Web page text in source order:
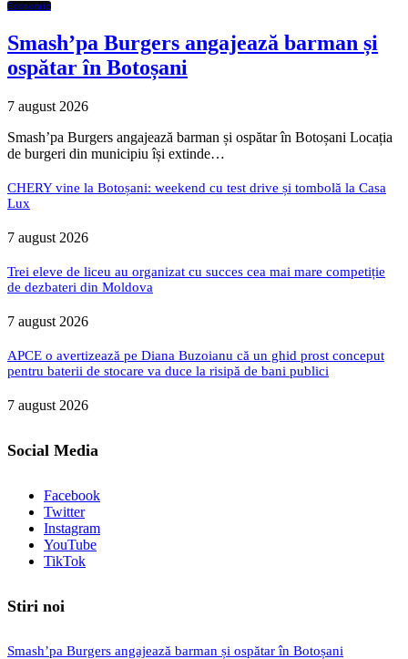
Economic
Smash’pa Burgers angajează barman și
ospătar în Botoșani
7 august 2026
Smash’pa Burgers angajează barman și ospătar în Botoșani Locația
de burgeri din municipiu își extinde…
CHERY vine la Botoșani: weekend cu test drive și tombolă la Casa
Lux
7 august 2026
Trei eleve de liceu au organizat cu succes cea mai mare competiție
de dezbateri din Moldova
7 august 2026
APCE o avertizează pe Diana Buzoianu că un ghid prost conceput
pentru baterii de stocare va duce la risipă de bani publici
7 august 2026
Social Media
Facebook
Twitter
Instagram
YouTube
TikTok
Stiri noi
Smash’pa Burgers angajează barman și ospătar în Botoșani